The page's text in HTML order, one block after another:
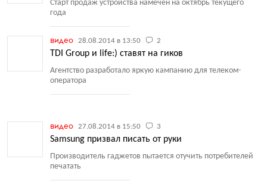
Старт продаж устройства намечен на октябрь текущего
года
видео 28.08.2014 в 13:50 2
TDI Group и life:) ставят на гиков
Агентство разработало яркую кампанию для телеком-
оператора
видео 27.08.2014 в 15:50 3
Samsung призвал писать от руки
Производитель гаджетов пытается отучить потребителей
печатать